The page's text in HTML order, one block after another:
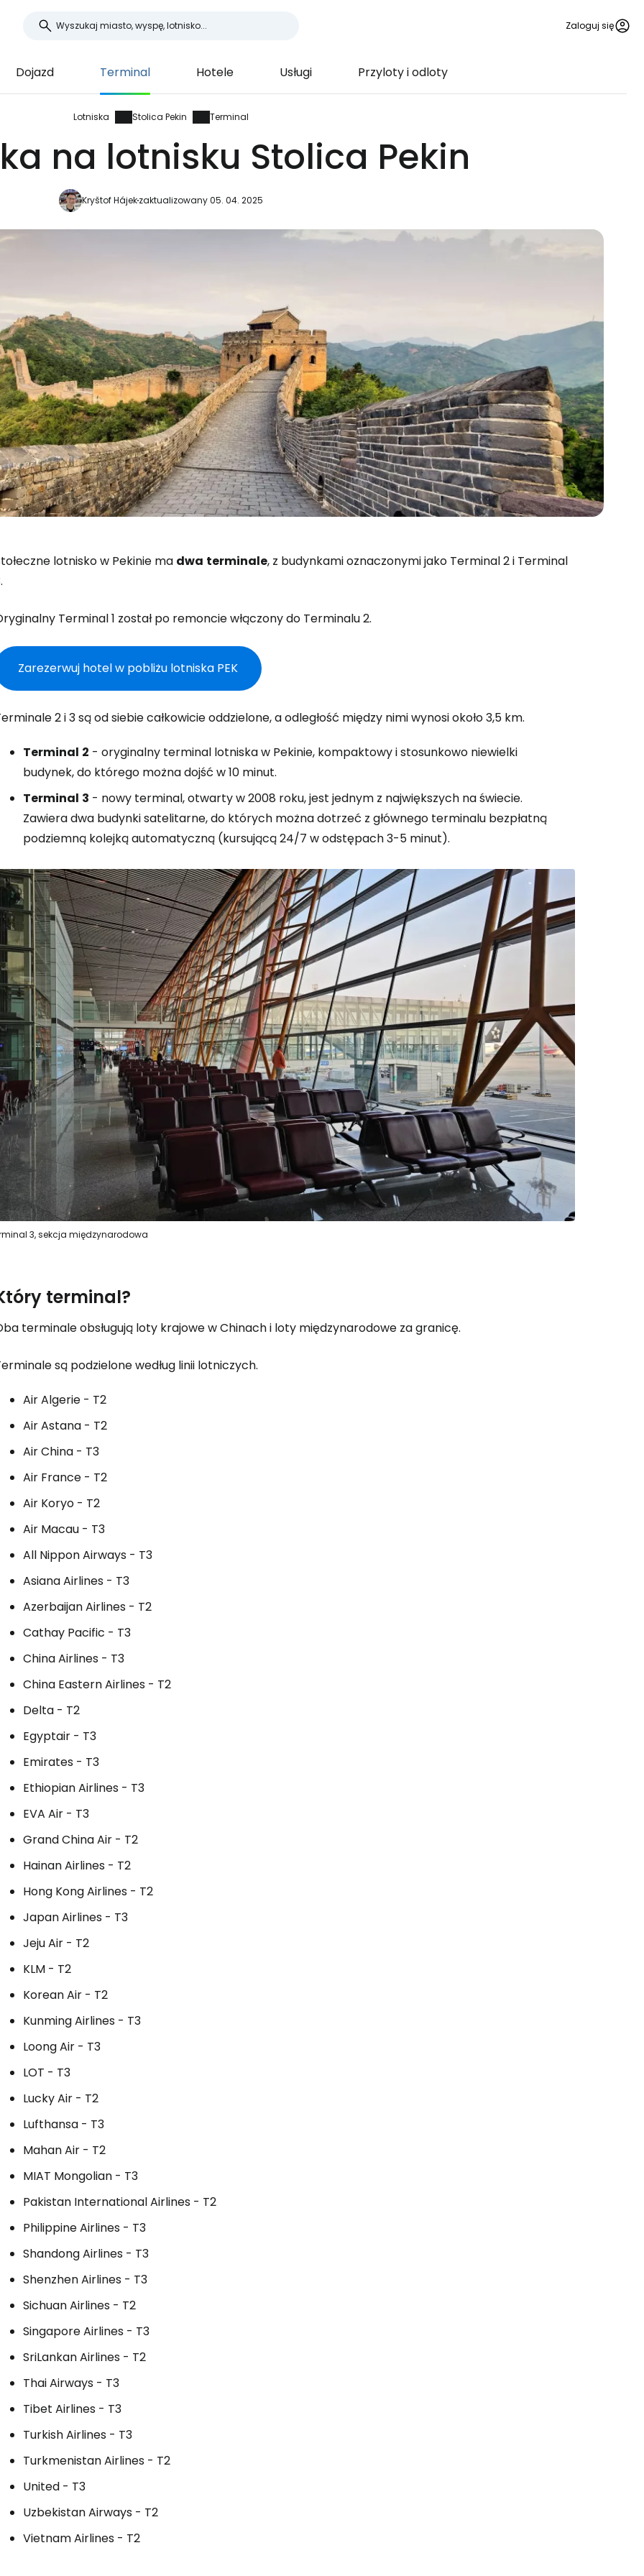
Zaloguj się
Dojazd Terminal Hotele Usługi Przyloty i odloty
Lotniska Stolica Pekin Terminal
na lotnisku Stolica Pekin
Kryštof Hájekzaktualizowany 05. 04. 2025
lotnisko w Pekinie ma dwa terminale, z budynkami oznaczonymi jako Terminal 2 i Terminal
Terminal 1 został po remoncie włączony do Terminalu 2.
Zarezerwuj hotel w pobliżu lotniska PEK
2 i 3 są od siebie całkowicie oddzielone, a odległość między nimi wynosi około 3,5 km.
Terminal 2 - oryginalny terminal lotniska w Pekinie, kompaktowy i stosunkowo niewielki
budynek, do którego można dojść w 10 minut.
Terminal 3 - nowy terminal, otwarty w 2008 roku, jest jednym z największych na świecie.
Zawiera dwa budynki satelitarne, do których można dotrzeć z głównego terminalu bezpłatną
podziemną kolejką automatyczną (kursującą 24/7 w odstępach 3-5 minut).
3, sekcja międzynarodowa
terminal?
terminale obsługują loty krajowe w Chinach i loty międzynarodowe za granicę.
są podzielone według linii lotniczych.
Air Algerie - T2
Air Astana - T2
Air China - T3
Air France - T2
Air Koryo - T2
Air Macau - T3
All Nippon Airways - T3
Asiana Airlines - T3
Azerbaijan Airlines - T2
Cathay Pacific - T3
China Airlines - T3
China Eastern Airlines - T2
Delta - T2
Egyptair - T3
Emirates - T3
Ethiopian Airlines - T3
EVA Air - T3
Grand China Air - T2
Hainan Airlines - T2
Hong Kong Airlines - T2
Japan Airlines - T3
Jeju Air - T2
KLM - T2
Korean Air - T2
Kunming Airlines - T3
Loong Air - T3
LOT - T3
Lucky Air - T2
Lufthansa - T3
Mahan Air - T2
MIAT Mongolian - T3
Pakistan International Airlines - T2
Philippine Airlines - T3
Shandong Airlines - T3
Shenzhen Airlines - T3
Sichuan Airlines - T2
Singapore Airlines - T3
SriLankan Airlines - T2
Thai Airways - T3
Tibet Airlines - T3
Turkish Airlines - T3
Turkmenistan Airlines - T2
United - T3
Uzbekistan Airways - T2
Vietnam Airlines - T2
Zaloguj się do Cestee